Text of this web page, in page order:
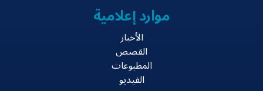
موارد إعلامية
الأخبار
القصص
المطبوعات
الفيديو